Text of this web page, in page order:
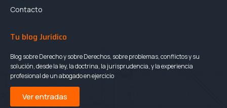
Contacto
Tu blog Jurídico
Blog sobre Derecho y sobre Derechos, sobre problemas, conflictos y su
solución, desde la ley, la doctrina, la jurisprudencia, y la experiencia
profesional de un abogado en ejercicio
Ver entradas